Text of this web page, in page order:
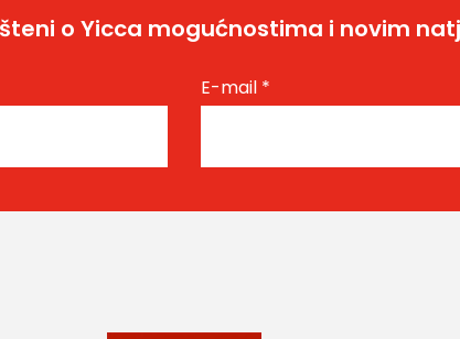
o Yicca mogućnostima i novim
E-mail *